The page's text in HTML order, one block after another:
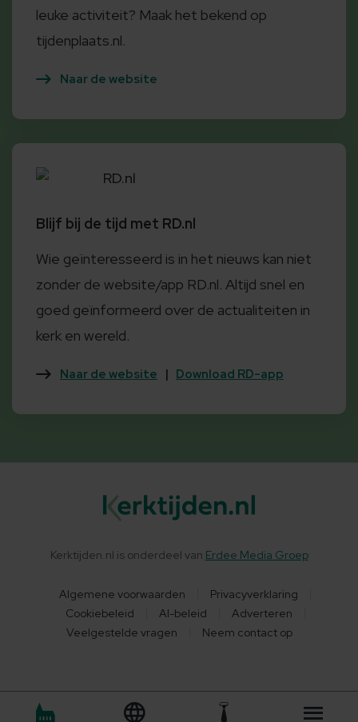
leuke activiteit? Maak het bekend op
tijdenplaats.nl.
Naar de website
RD.nl
Blijf bij de tijd met RD.nl
Wie geïnteresseerd is in het nieuws kan niet
zonder de website/app RD.nl. Altijd snel en
goed geïnformeerd over de actualiteiten in
kerk en wereld.
Naar de website | Download RD-app
Kerktijden.nl is onderdeel van Erdee Media Groep
Algemene voorwaarden
Privacyverklaring
Cookiebeleid
AI-beleid
Adverteren
Veelgestelde vragen
Neem contact op